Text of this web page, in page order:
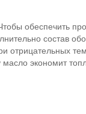
обеспечить
состав
отрицательных
экономит